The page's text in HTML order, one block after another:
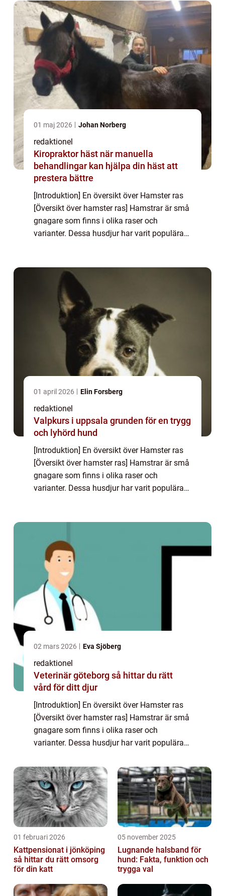
01 maj 2026 Johan Norberg
redaktionel
Kiropraktor häst när manuella
behandlingar kan hjälpa din häst att
prestera bättre
[Introduktion] En översikt över Hamster ras
[Översikt över hamster ras] Hamstrar är små
gnagare som finns i olika raser och
varianter. Dessa husdjur har varit populära
01 april 2026 Elin Forsberg
redaktionel
Valpkurs i uppsala grunden för en trygg
och lyhörd hund
[Introduktion] En översikt över Hamster ras
[Översikt över hamster ras] Hamstrar är små
gnagare som finns i olika raser och
varianter. Dessa husdjur har varit populära
02 mars 2026 Eva Sjöberg
redaktionel
Veterinär göteborg så hittar du rätt
vård för ditt djur
[Introduktion] En översikt över Hamster ras
[Översikt över hamster ras] Hamstrar är små
gnagare som finns i olika raser och
varianter. Dessa husdjur har varit populära
egenskaper som gör dem till favoriter bl...
01 februari 2026
Kattpensionat i jönköping
så hittar du rätt omsorg
för din katt
05 november 2025
Lugnande halsband för
hund: Fakta, funktion och
trygga val